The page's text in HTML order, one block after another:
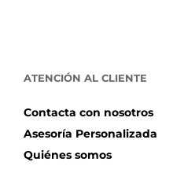
ATENCIÓN AL CLIENTE
Contacta con nosotros
Asesoría Personalizada
Quiénes somos